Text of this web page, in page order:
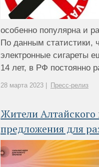
особенно популярна и
По данным статистики,
электронные сигареты
14 лет, в РФ постоянно
28 марта 2023 | Пресс-релиз
Жители Алтайского
предложения для